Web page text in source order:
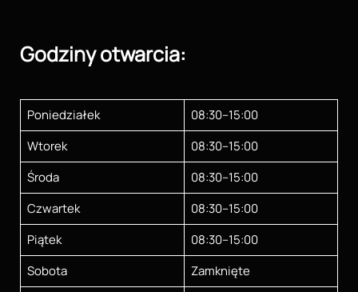
Godziny otwarcia:
Poniedziałek
08:30–15:00
Wtorek
08:30–15:00
Środa
08:30–15:00
Czwartek
08:30–15:00
Piątek
08:30–15:00
Sobota
Zamknięte